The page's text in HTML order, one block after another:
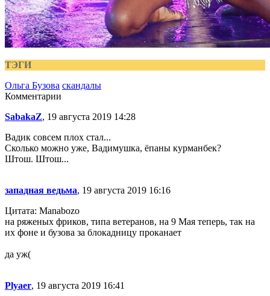
ТЭГИ
Ольга Бузова скандалы
Комментарии
SabakaZ, 19 августа 2019 14:28
Вадик совсем плох стал...
Сколько можно уже, Вадимушка, ёпаны курманбек?
Штош. Штош...
западная ведьма, 19 августа 2019 16:16
Цитата: Manabozo
на ряженых фриков, типа ветеранов, на 9 Мая теперь, так на
их фоне и бузова за блокадницу проканает
да уж(
Plyaer, 19 августа 2019 16:41